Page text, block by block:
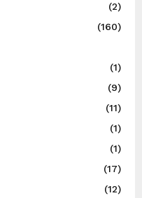
(2)
(160)
(1)
(9)
(11)
(1)
(1)
(17)
(12)